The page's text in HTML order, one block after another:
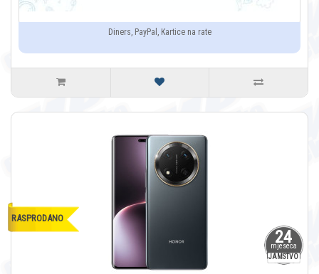
Diners, PayPal, Kartice na rate
24
mjeseca
JAMSTVO
RASPRODANO